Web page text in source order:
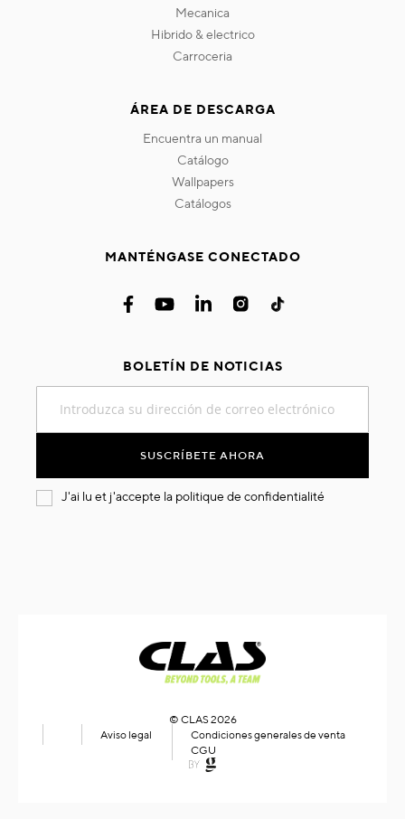
mecanica
hibrido & electrico
carroceria
ÁREA DE DESCARGA
encuentra un manual
catálogo
wallpapers
catálogos
MANTÉNGASE CONECTADO
BOLETÍN DE NOTICIAS
nuestro
SUSCRÍBETE AHORA
J'ai lu et j'accepte la politique de confidentialité
© CLAS 2026
Aviso legal
Condiciones generales de venta
CGU